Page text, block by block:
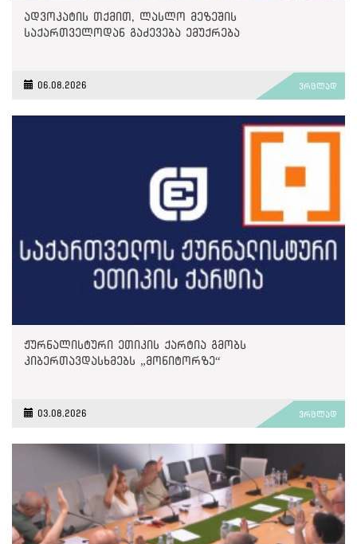
ადვოკატის თქმით, ლასლო მეზეშის
საქართველოდან გაძევება ემუქრება
06.08.2026 ვრცლად
ჟურნალისტური ეთიკის ქარტია გმობს
კიბერთავდასხმებს „მონიტორზე“
03.08.2026 ვრცლად